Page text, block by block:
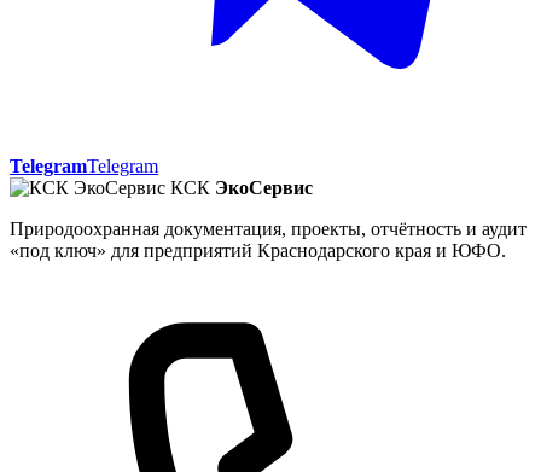
TelegramTelegram
КСК ЭкоСервис
Природоохранная документация, проекты, отчётность и аудит
«под ключ» для предприятий Краснодарского края и ЮФО.